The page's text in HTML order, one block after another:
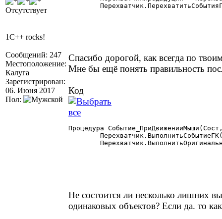
Отсутствует
1C++ rocks!
Сообщений: 247
Местоположение:
Калуга
Зарегистрирован:
06. Июня 2017
Пол:
Спасибо дорогой, как всегда по
Мне бы ещё понять правильность
Код
Процедура
Не состоится ли несколько лишних
одинаковых объектов? Если да. то